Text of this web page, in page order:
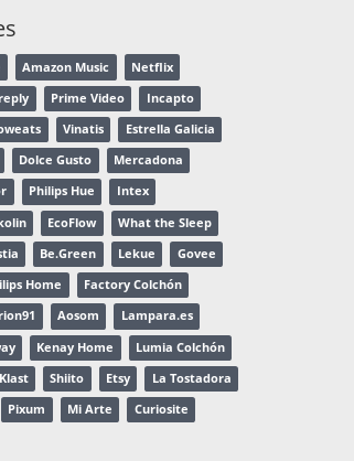
Amazon Music Netflix
Prime Video Incapto
Vinatis Estrella Galicia
Dolce Gusto Mercadona
Philips Hue Intex
EcoFlow What the Sleep
Be.Green Lekue Govee
Home Factory Colchón
Aosom Lampara.es
Kenay Home Lumia Colchón
Klast Shiito Etsy La Tostadora
Pixum Mi Arte Curiosite